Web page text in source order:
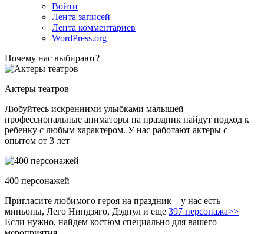
Войти
Лента записей
Лента комментариев
WordPress.org
Почему нас выбирают?
Актеры театров
Любуйтесь искренними улыбками малышей –
профессиональные аниматоры на праздник найдут подход к
ребенку с любым характером. У нас работают актеры с
опытом от 3 лет
400 персонажей
Пригласите любимого героя на праздник – у нас есть
миньоны, Лего Ниндзяго, Дэдпул и еще 397 персонажа>>
Если нужно, найдем костюм специально для вашего